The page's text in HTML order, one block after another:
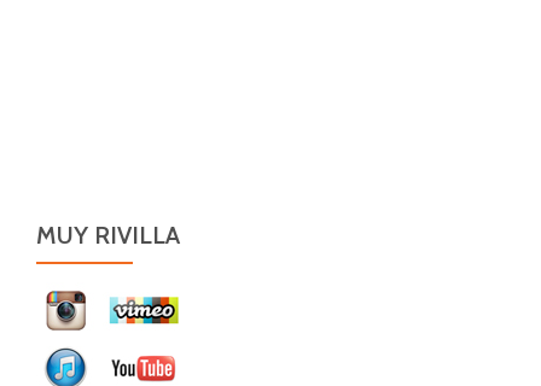
MUY RIVILLA